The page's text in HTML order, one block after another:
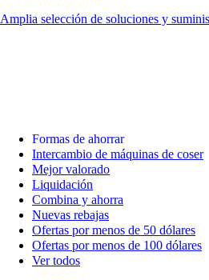
Amplia selección de soluciones y
Formas de ahorrar
Intercambio de máquinas de coser
Mejor valorado
Liquidación
Combina y ahorra
Nuevas rebajas
Ofertas por menos de 50 dólares
Ofertas por menos de 100 dólares
Ver todos